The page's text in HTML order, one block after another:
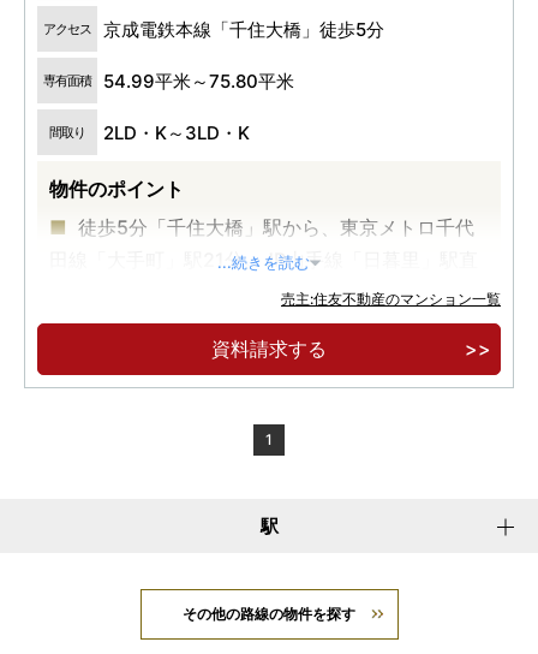
アクセス 京成電鉄本線「千住大橋」徒歩5分
専有面積 54.99平米～75.80平米
間取り 2LD・K～3LD・K
物件のポイント
徒歩5分「千住大橋」駅から、東京メトロ千代
田線「大手町」駅21分。JR山手線「日暮里」駅直
【先着順販売受付】2LD・K/8,900万円～。42
階建て超高層大規模制振タワーレジデンス。
な内廊下設計。ZEH-M Oriented 省エネ住宅。
...続きを読む
売主:住友不動産のマンション一覧
資料請求する
1
駅
その他の路線の物件を探す